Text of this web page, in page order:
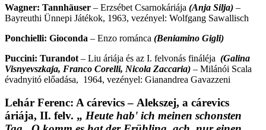
Wagner: Tannhäuser – Erzsébet Csarnokáriája (Anja Silja) –
Bayreuthi Ünnepi Játékok, 1963, vezényel: Wolfgang Sawallisch
Ponchielli: Gioconda – Enzo románca (Beniamino Gigli)
Puccini: Turandot – Liu áriája és az I. felvonás fináléja (Galina
Visnyevszkaja, Franco Corelli, Nicola Zaccaria) – Milánói Scala
évadnyitó előadása, 1964, vezényel: Gianandrea Gavazzeni
Lehár Ferenc: A cárevics– Alekszej, a cárevics
áriája, II. felv. „ Heute hab' ich meinen schonsten